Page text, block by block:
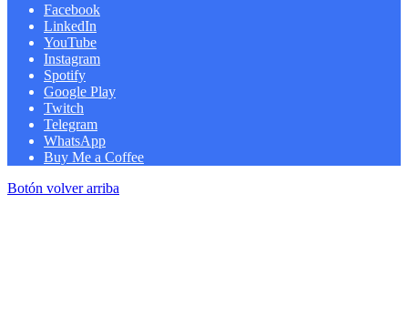
Facebook
LinkedIn
YouTube
Instagram
Spotify
Google Play
Twitch
Telegram
WhatsApp
Buy Me a Coffee
Botón volver arriba